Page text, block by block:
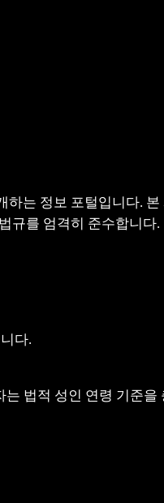
하는 정보 포털입니다.
규를 엄격히 준수합니다
다.
법적 성인 연령 기준을